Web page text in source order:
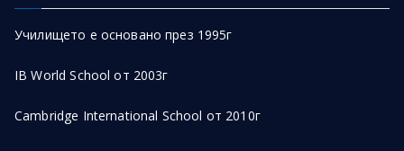
Училището е основано през 1995г
IB World School от 2003г
Cambridge International School от 2010г